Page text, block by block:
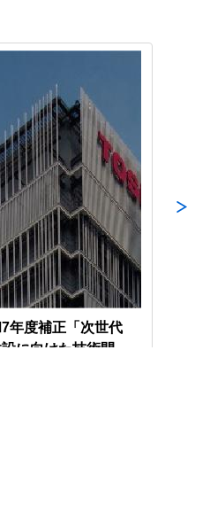
年度補正「次世代
に向けた技術開